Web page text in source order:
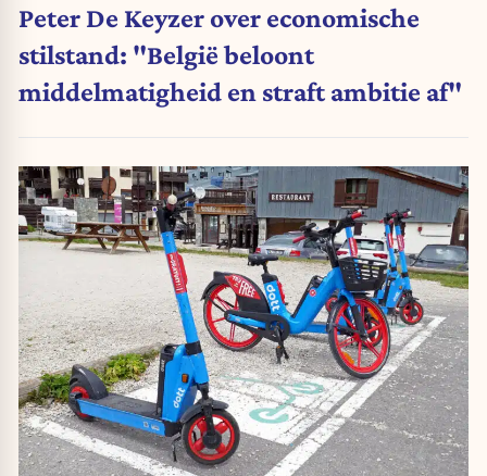
Peter De Keyzer over economische
stilstand: "België beloont
middelmatigheid en straft ambitie af"